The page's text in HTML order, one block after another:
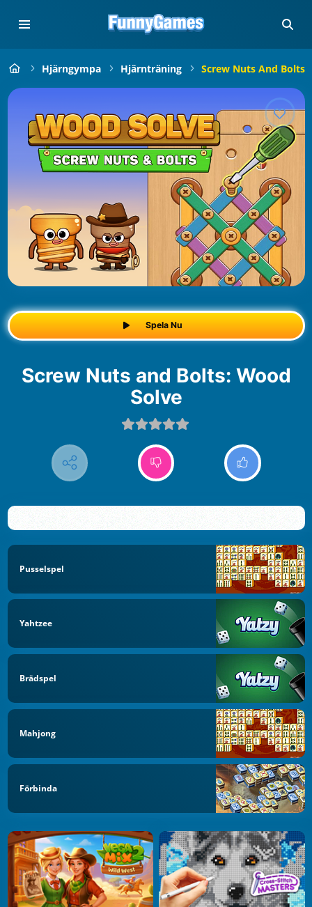
Hjärngympa Hjärnträning Screw Nuts And Bolts:
Spela Nu
Screw Nuts and Bolts: Wood
Solve
Pusselspel
Yahtzee
Brädspel
Mahjong
Förbinda